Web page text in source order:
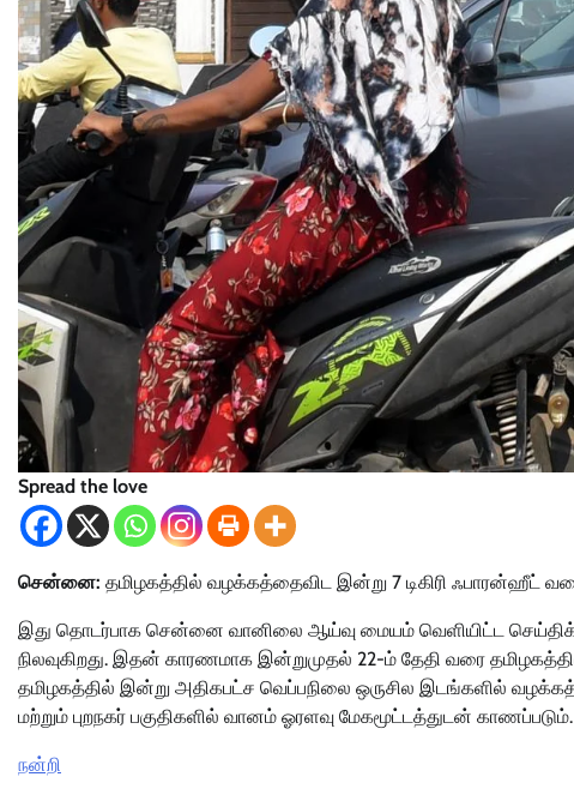
Spread the love
சென்னை: தமிழகத்தில் வழக்கத்தைவிட இன்று 7 டிகிரி ஃபாரன்ஹீட்
இது தொடர்பாக சென்னை வானிலை ஆய்வு மையம் வெளியிட்ட
நிலவுகிறது. இதன் காரணமாக இன்றுமுதல் 22-ம் தேதி வரை
தமிழகத்தில் இன்று அதிகபட்ச வெப்பநிலை ஒருசில இடங்களில்
மற்றும் புறநகர் பகுதிகளில் வானம் ஓரளவு மேகமூட்டத்துடன்
நன்றி